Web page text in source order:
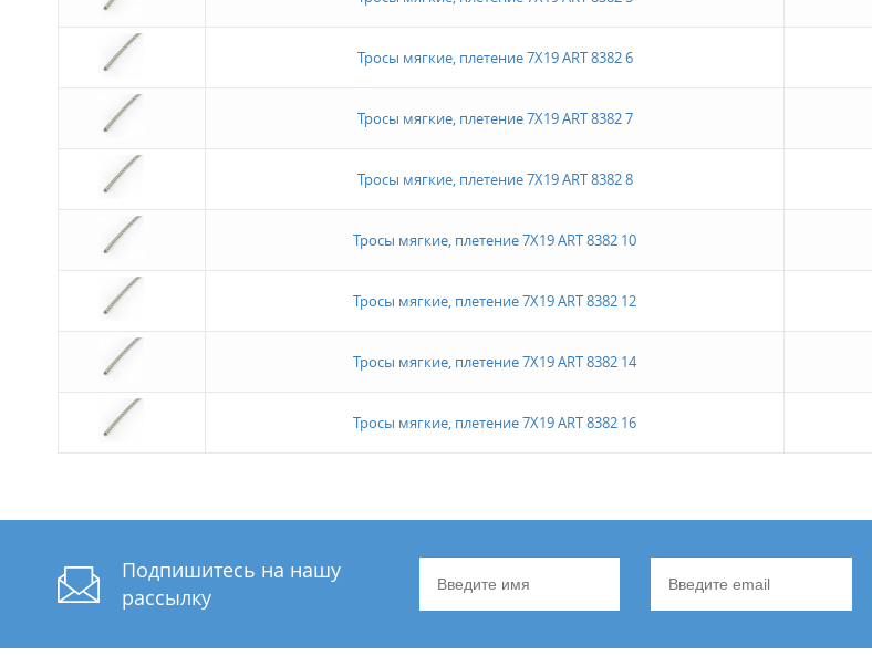
Тросы мягкие, плетение 7Х19 ART 8382 6
Тросы мягкие, плетение 7Х19 ART 8382 7
Тросы мягкие, плетение 7Х19 ART 8382 8
Тросы мягкие, плетение 7Х19 ART 8382 10
Тросы мягкие, плетение 7Х19 ART 8382 12
Тросы мягкие, плетение 7Х19 ART 8382 14
Тросы мягкие, плетение 7Х19 ART 8382 16
Подпишитесь на нашу
рассылку